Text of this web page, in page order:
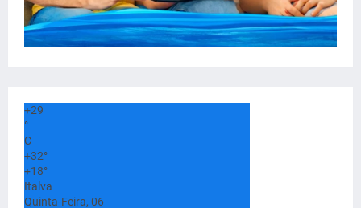
+29
°
C
+32°
+18°
Italva
Quinta-Feira, 06